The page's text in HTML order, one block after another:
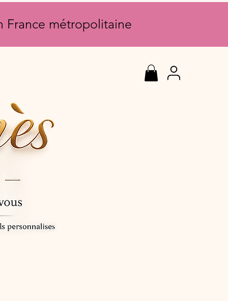
France métropolitaine